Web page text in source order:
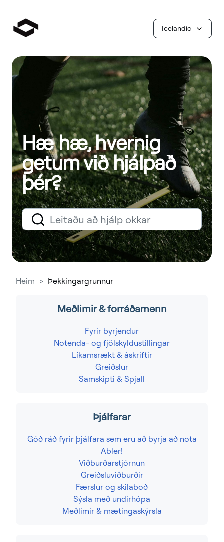
Icelandic
Hæ hæ, hvernig
getum við hjálpað
þér?
Heim Þekkingargrunnur
Meðlimir & forráðamenn
Fyrir byrjendur
Notenda- og fjölskyldustillingar
Líkamsrækt & áskriftir
Greiðslur
Samskipti & Spjall
Þjálfarar
Góð ráð fyrir þjálfara sem eru að byrja að nota
Abler!
Viðburðarstjórnun
Greiðsluviðburðir
Færslur og skilaboð
Sýsla með undirhópa
Meðlimir & mætingaskýrsla